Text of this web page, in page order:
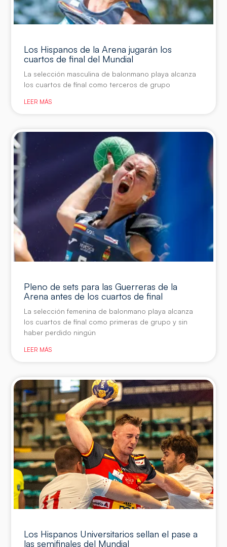
Los Hispanos de la Arena jugarán los
cuartos de final del Mundial
La selección masculina de balonmano playa alcanza
los cuartos de final como terceros de grupo
LEER MÁS
Pleno de sets para las Guerreras de la
Arena antes de los cuartos de final
La selección femenina de balonmano playa alcanza
los cuartos de final como primeras de grupo y sin
haber perdido ningún
LEER MÁS
Los Hispanos Universitarios sellan el pase a
las semifinales del Mundial